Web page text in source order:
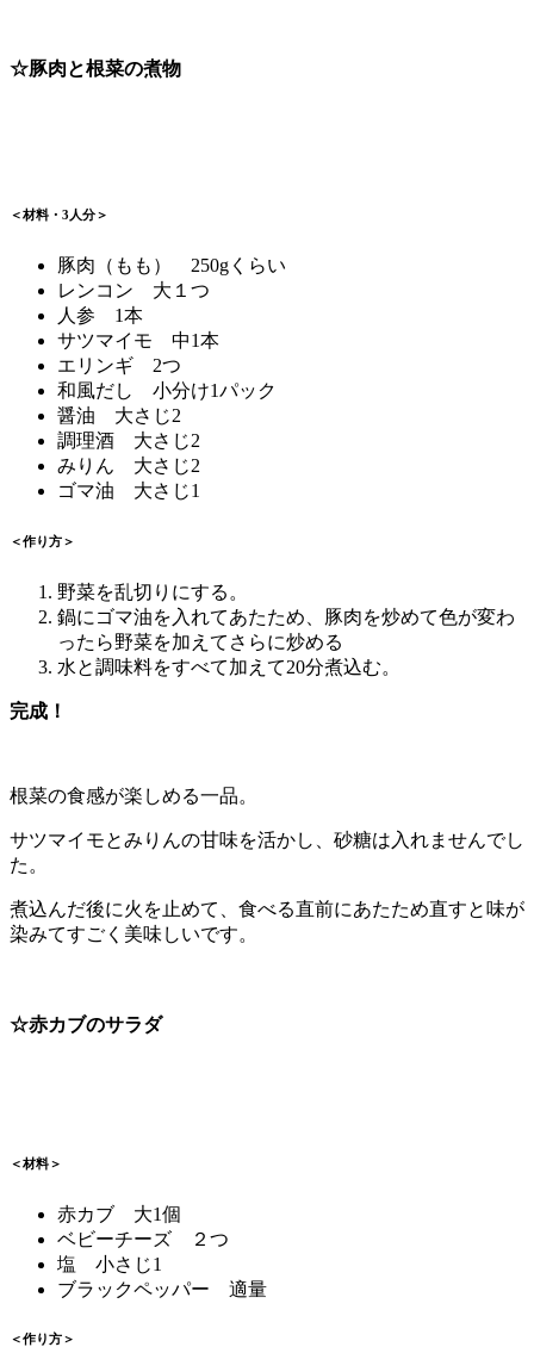
☆豚肉と根菜の煮物
＜材料・3人分＞
豚肉（もも） 250gくらい
レンコン 大１つ
人参 1本
サツマイモ 中1本
エリンギ 2つ
和風だし 小分け1パック
醤油 大さじ2
調理酒 大さじ2
みりん 大さじ2
ゴマ油 大さじ1
＜作り方＞
野菜を乱切りにする。
鍋にゴマ油を入れてあたため、豚肉を炒めて色が変わ
ったら野菜を加えてさらに炒める
水と調味料をすべて加えて20分煮込む。
完成！
根菜の食感が楽しめる一品。
サツマイモとみりんの甘味を活かし、砂糖は入れませんでし
た。
煮込んだ後に火を止めて、食べる直前にあたため直すと味が
染みてすごく美味しいです。
☆赤カブのサラダ
＜材料＞
赤カブ 大1個
ベビーチーズ ２つ
塩 小さじ1
ブラックペッパー 適量
＜作り方＞